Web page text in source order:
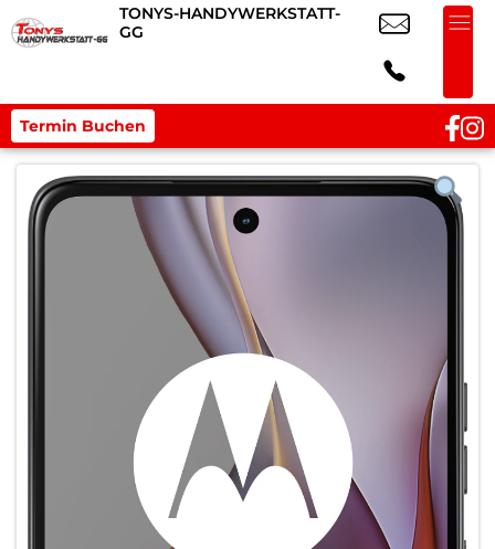
TONYS-HANDYWERKSTATT-
GG
Termin Buchen